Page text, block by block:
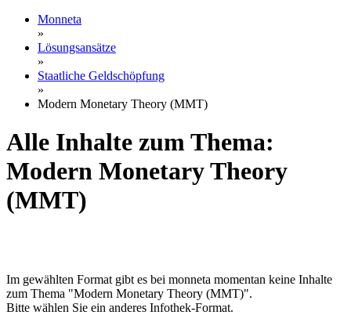
Monneta
»
Lösungsansätze
»
Staatliche Geldschöpfung
»
Modern Monetary Theory (MMT)
Alle Inhalte zum Thema:
Modern Monetary Theory
(MMT)
Im gewählten Format gibt es bei monneta momentan keine Inhalte
zum Thema "Modern Monetary Theory (MMT)".
Bitte wählen Sie ein anderes Infothek-Format.